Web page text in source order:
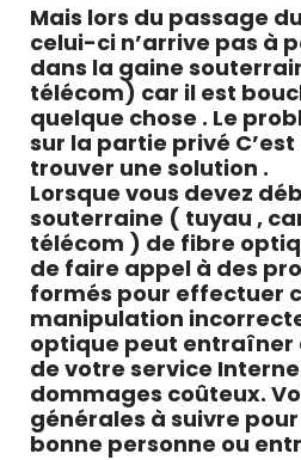
Mais lors du passage
celui-ci n’arrive pas à
dans la gaine
télécom) car il est
quelque chose . Le
sur la partie privé
trouver une solution .
Lorsque vous devez
souterraine ( tuyau ,
télécom ) de fibre
de faire appel à des
formés pour effectuer
manipulation
optique peut entraîner
de votre service
dommages coûteux.
générales à suivre
bonne personne ou